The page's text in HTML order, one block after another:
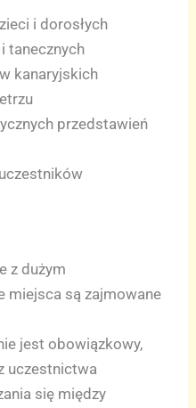
i dorosłych
tanecznych
kanaryjskich
przedstawień
z dużym
miejsca są zajmowane
jest obowiązkowy,
uczestnictwa
się między